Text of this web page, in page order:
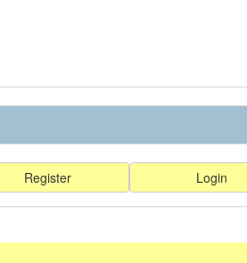
Login
Register